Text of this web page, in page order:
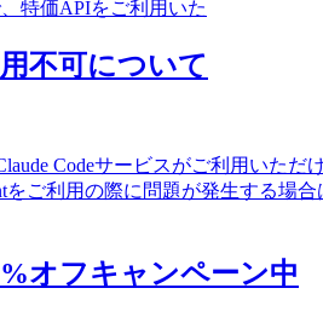
、特価APIをご利用いた
不可について
Codeサービスがご利用いた
ご利用の際に問題が発生する
オフキャンペーン中